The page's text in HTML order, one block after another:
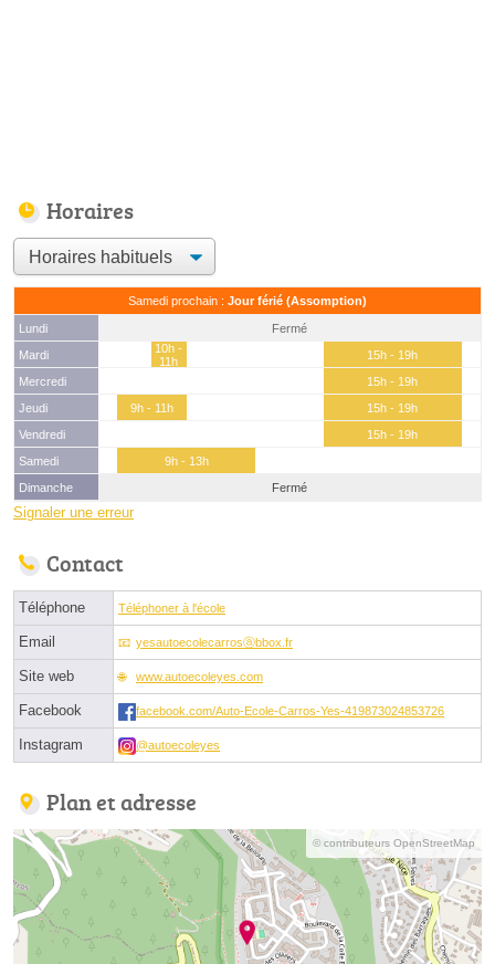
Horaires
Samedi prochain : Jour férié (Assomption)
Lundi
Fermé
Mardi
10h -
11h
15h - 19h
Mercredi
15h - 19h
Jeudi
9h - 11h
15h - 19h
Vendredi
15h - 19h
Samedi
9h - 13h
Dimanche
Fermé
Signaler une erreur
Contact
Téléphone Téléphoner à l'école
Email yesautoecolecarrosⓐbbox.fr
Site web www.autoecoleyes.com
Facebook facebook.com/Auto-Ecole-Carros-Yes-419873024853726
Instagram @autoecoleyes
Plan et adresse
© contributeurs OpenStreetMap